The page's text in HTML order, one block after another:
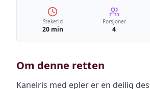
Steketid
20 min
Porsjoner
4
Om denne retten
Kanelris med epler er en deilig